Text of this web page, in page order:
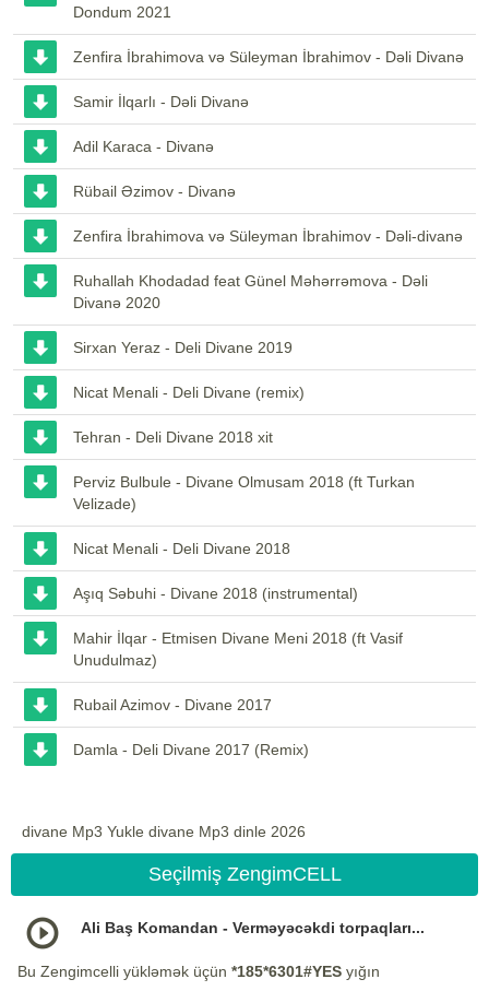
Dondum 2021
Zenfira İbrahimova və Süleyman İbrahimov - Dəli Divanə
Samir İlqarlı - Dəli Divanə
Adil Karaca - Divanə
Rübail Əzimov - Divanə
Zenfira İbrahimova və Süleyman İbrahimov - Dəli-divanə
Ruhallah Khodadad feat Günel Məhərrəmova - Dəli
Divanə 2020
Sirxan Yeraz - Deli Divane 2019
Nicat Menali - Deli Divane (remix)
Tehran - Deli Divane 2018 xit
Perviz Bulbule - Divane Olmusam 2018 (ft Turkan
Velizade)
Nicat Menali - Deli Divane 2018
Aşıq Səbuhi - Divane 2018 (instrumental)
Mahir İlqar - Etmisen Divane Meni 2018 (ft Vasif
Unudulmaz)
Rubail Azimov - Divane 2017
Damla - Deli Divane 2017 (Remix)
divane Mp3 Yukle divane Mp3 dinle 2026
Seçilmiş ZengimCELL
Ali Baş Komandan - Verməyəcəkdi torpaqları...
Bu Zengimcelli yükləmək üçün *185*6301#YES yığın